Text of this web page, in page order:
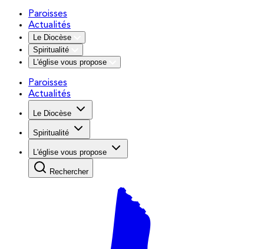
Paroisses
Actualités
Le Diocèse
Spiritualité
L'église vous propose
Paroisses
Actualités
Le Diocèse
Spiritualité
L'église vous propose
Rechercher